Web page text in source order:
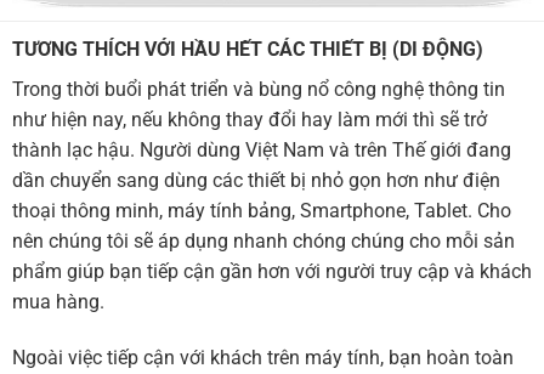
TƯƠNG THÍCH VỚI HẦU HẾT CÁC THIẾT BỊ (DI ĐỘNG)
Trong thời buổi phát triển và bùng nổ công nghệ thông tin
như hiện nay, nếu không thay đổi hay làm mới thì sẽ trở
thành lạc hậu. Người dùng Việt Nam và trên Thế giới đang
dần chuyển sang dùng các thiết bị nhỏ gọn hơn như điện
thoại thông minh, máy tính bảng, Smartphone, Tablet. Cho
nên chúng tôi sẽ áp dụng nhanh chóng chúng cho mỗi sản
phẩm giúp bạn tiếp cận gần hơn với người truy cập và khách
mua hàng.
Ngoài việc tiếp cận với khách trên máy tính, bạn hoàn toàn